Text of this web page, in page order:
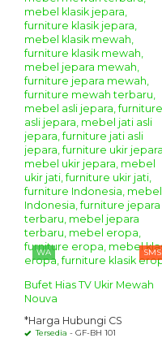
WA SMS
Bufet Hias TV Ukir Mewah
Nouva
*Harga Hubungi CS
Tersedia - GF-BH 101